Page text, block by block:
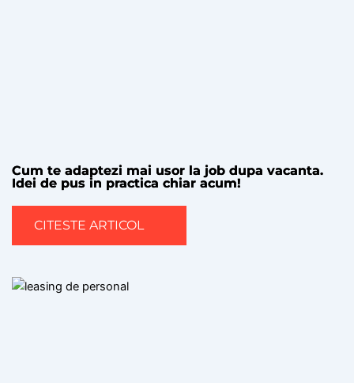
Cum te adaptezi mai usor la job dupa vacanta.
Idei de pus in practica chiar acum!
CITESTE ARTICOL